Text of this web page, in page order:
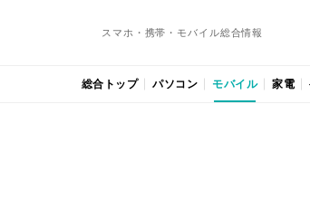
スマホ・携帯・モバイル総合情報
総合トップ パソコン モバイル 家電